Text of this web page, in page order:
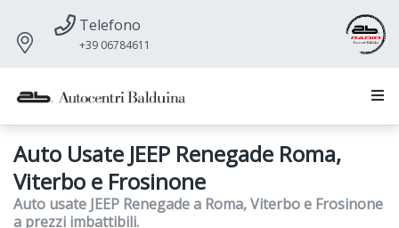
Telefono
+39 06784611
Auto Usate JEEP Renegade Roma,
Viterbo e Frosinone
Auto usate JEEP Renegade a Roma, Viterbo e Frosinone
a prezzi imbattibili.